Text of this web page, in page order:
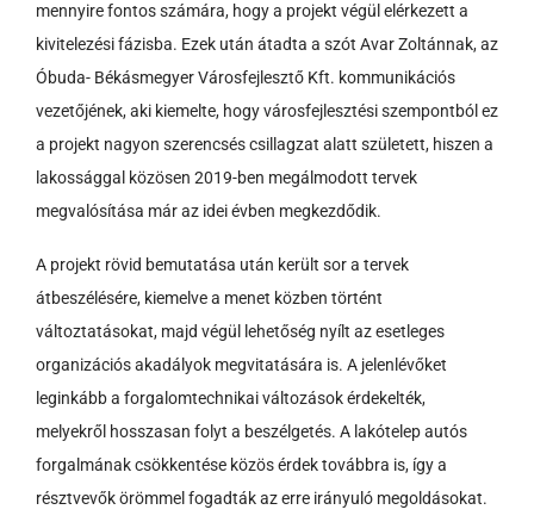
mennyire fontos számára, hogy a projekt végül elérkezett a
kivitelezési fázisba. Ezek után átadta a szót Avar Zoltánnak, az
Óbuda- Békásmegyer Városfejlesztő Kft. kommunikációs
vezetőjének, aki kiemelte, hogy városfejlesztési szempontból ez
a projekt nagyon szerencsés csillagzat alatt született, hiszen a
lakossággal közösen 2019-ben megálmodott tervek
megvalósítása már az idei évben megkezdődik.
A projekt rövid bemutatása után került sor a tervek
átbeszélésére, kiemelve a menet közben történt
változtatásokat, majd végül lehetőség nyílt az esetleges
organizációs akadályok megvitatására is. A jelenlévőket
leginkább a forgalomtechnikai változások érdekelték,
melyekről hosszasan folyt a beszélgetés. A lakótelep autós
forgalmának csökkentése közös érdek továbbra is, így a
résztvevők örömmel fogadták az erre irányuló megoldásokat.